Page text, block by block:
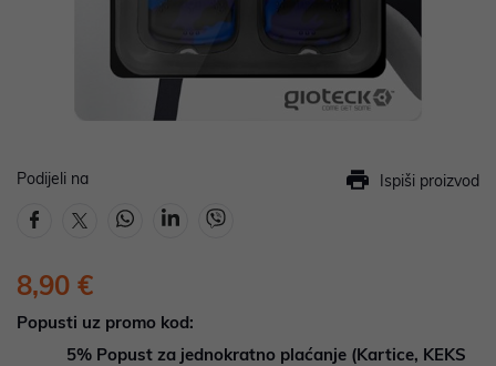
Podijeli na Ispiši proizvod
8,90 €
Popusti uz promo kod:
5% Popust za jednokratno plaćanje (Kartice, KEKS